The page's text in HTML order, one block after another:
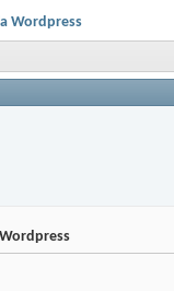
Wordpress